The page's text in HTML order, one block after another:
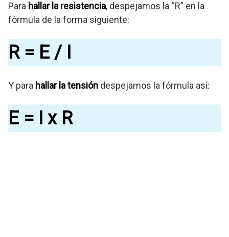
Para hallar la resistencia, despejamos la “R” en la
fórmula de la forma siguiente:
R = E / I
Y para hallar la tensión despejamos la fórmula así:
E = I x R